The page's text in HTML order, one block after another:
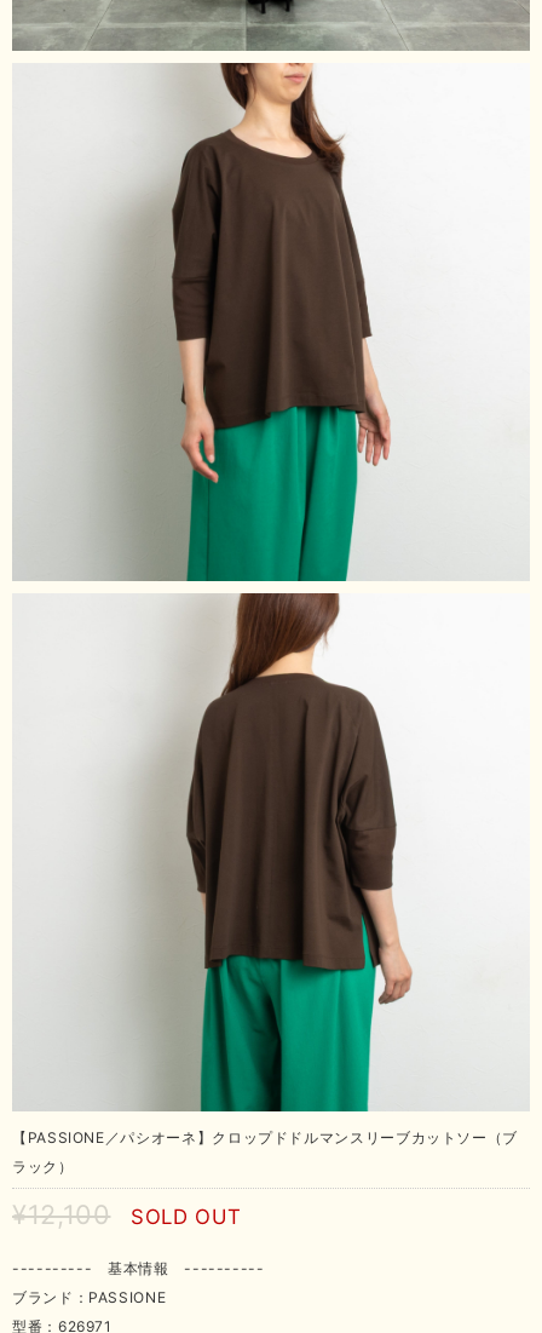
【PASSIONE／パシオーネ】クロップドドルマンスリーブカットソー（ブ
ラック）
¥12,100 SOLD OUT
---------- 基本情報 ----------
ブランド：PASSIONE
型番：626971